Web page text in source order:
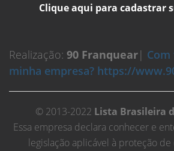
Clique aqui para cadastrar
Realização: 90 Franquear|
minha empresa? https://
© 2013-2022 Lista Brasileira
Essa empresa declara conhecer e
legislação aplicável à proteção de